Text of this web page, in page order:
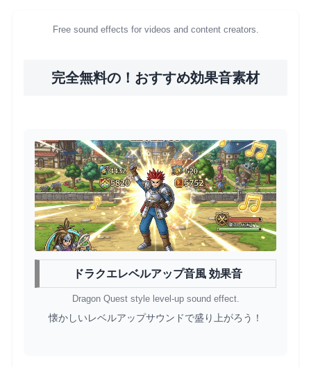
Free sound effects for videos and content creators.
完全無料の！おすすめ効果音素材
ドラクエレベルアップ音風 効果音
Dragon Quest style level-up sound effect.
懐かしいレベルアップサウンドで盛り上がろう！